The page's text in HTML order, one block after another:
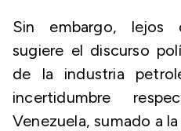
Sin embargo, lejos
sugiere el discurso
de la industria
incertidumbre
Venezuela, sumado a